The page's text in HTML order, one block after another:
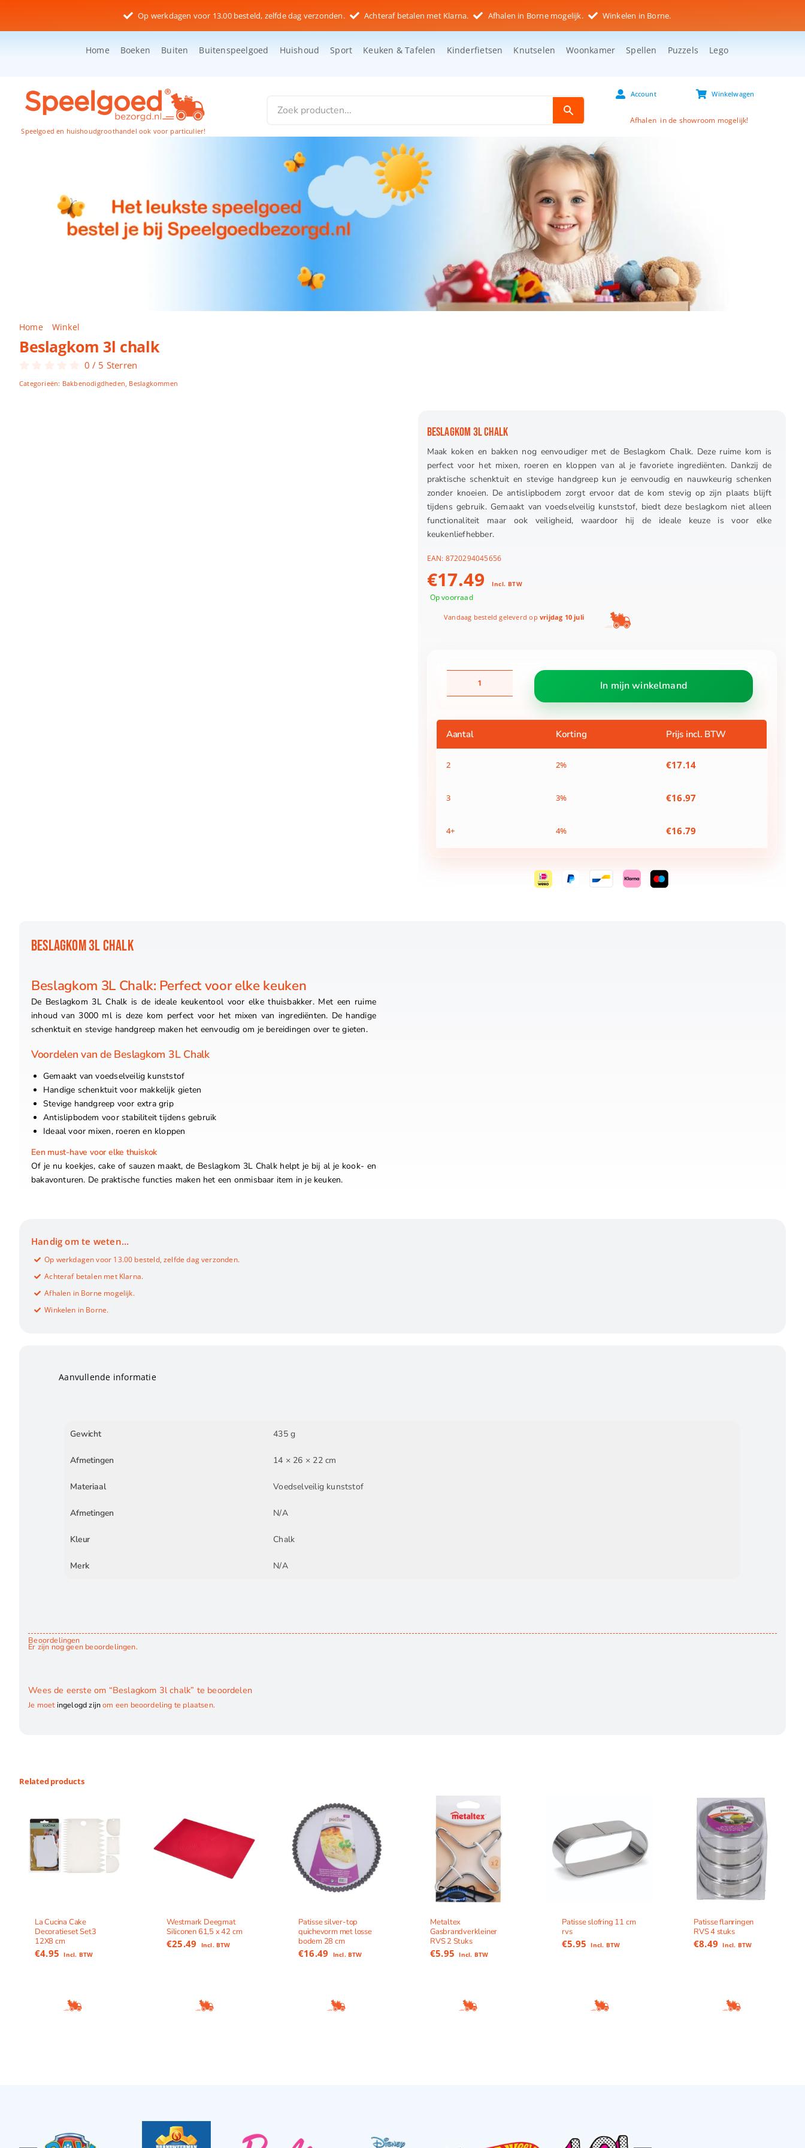
inhoud
Op werkdagen voor 13.00 besteld, zelfde dag verzonden. Achteraf betalen met Klarna. Afhalen in Borne mogelijk. Winkelen in Borne.
Home Boeken Buiten Buitenspeelgoed Huishoud Sport Keuken & Tafelen Kinderfietsen Knutselen Woonkamer Spellen Puzzels Lego
Speelgoed en huishoudgroothandel ook voor particulier!
Account Winkelwagen
Afhalen in de showroom mogelijk!
Home Winkel
Beslagkom 3l chalk
0 / 5 Sterren
Categorieën: Bakbenodigdheden, Beslagkommen
BESLAGKOM 3L CHALK
Maak koken en bakken nog eenvoudiger met de Beslagkom Chalk. Deze ruime kom is
perfect voor het mixen, roeren en kloppen van al je favoriete ingrediënten. Dankzij de
praktische schenktuit en stevige handgreep kun je eenvoudig en nauwkeurig schenken
zonder knoeien. De antislipbodem zorgt ervoor dat de kom stevig op zijn plaats blijft
tijdens gebruik. Gemaakt van voedselveilig kunststof, biedt deze beslagkom niet alleen
functionaliteit maar ook veiligheid, waardoor hij de ideale keuze is voor elke
keukenliefhebber.
EAN: 8720294045656
€17.49 Incl. BTW
Op voorraad
Vandaag besteld geleverd op vrijdag 10 juli
3l
chalk
In mijn winkelmand
Aantal Korting Prijs incl. BTW
2 2% €17.14
3 3% €16.97
4+ 4% €16.79
BESLAGKOM 3L CHALK
Beslagkom 3L Chalk: Perfect voor elke keuken
De Beslagkom 3L Chalk is de ideale keukentool voor elke thuisbakker. Met een ruime
inhoud van 3000 ml is deze kom perfect voor het mixen van ingrediënten. De handige
schenktuit en stevige handgreep maken het eenvoudig om je bereidingen over te gieten.
Voordelen van de Beslagkom 3L Chalk
Gemaakt van voedselveilig kunststof
Handige schenktuit voor makkelijk gieten
Stevige handgreep voor extra grip
Antislipbodem voor stabiliteit tijdens gebruik
Ideaal voor mixen, roeren en kloppen
Een must-have voor elke thuiskok
Of je nu koekjes, cake of sauzen maakt, de Beslagkom 3L Chalk helpt je bij al je kook- en
bakavonturen. De praktische functies maken het een onmisbaar item in je keuken.
Handig om te weten…
Op werkdagen voor 13.00 besteld, zelfde dag verzonden.
Achteraf betalen met Klarna.
Afhalen in Borne mogelijk.
Winkelen in Borne.
Aanvullende informatie
Gewicht 435 g
Afmetingen 14 × 26 × 22 cm
Materiaal Voedselveilig kunststof
Afmetingen N/A
Kleur Chalk
Merk N/A
Beoordelingen
Er zijn nog geen beoordelingen.
Wees de eerste om “Beslagkom 3l chalk” te beoordelen
Je moetingelogd zijnom een beoordeling te plaatsen.
Related products
La Cucina Cake
Decoratieset Set3
12X8 cm
€4.95 Incl. BTW
Westmark Deegmat
Siliconen 61,5 x 42 cm
€25.49 Incl. BTW
Patisse silver-top
quichevorm met losse
bodem 28 cm
€16.49 Incl. BTW
Metaltex
Gasbrandverkleiner
RVS 2 Stuks
€5.95 Incl. BTW
Patisse slofring 11 cm
rvs
€5.95 Incl. BTW
Patisse flanringen
RVS 4 stuks
€8.49 Incl. BTW